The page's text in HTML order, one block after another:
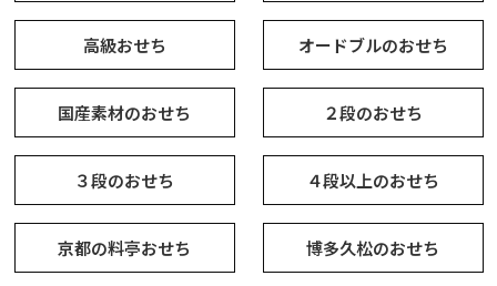
高級おせち オードブルのおせち
国産素材のおせち ２段のおせち
３段のおせち ４段以上のおせち
京都の料亭おせち 博多久松のおせち